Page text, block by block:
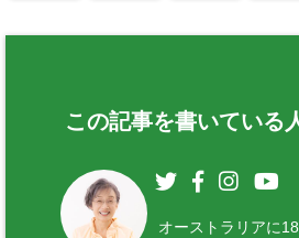
この記事を書いている
オーストラリアに